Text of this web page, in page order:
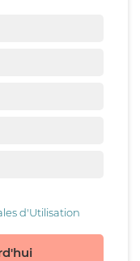
d'Utilisation